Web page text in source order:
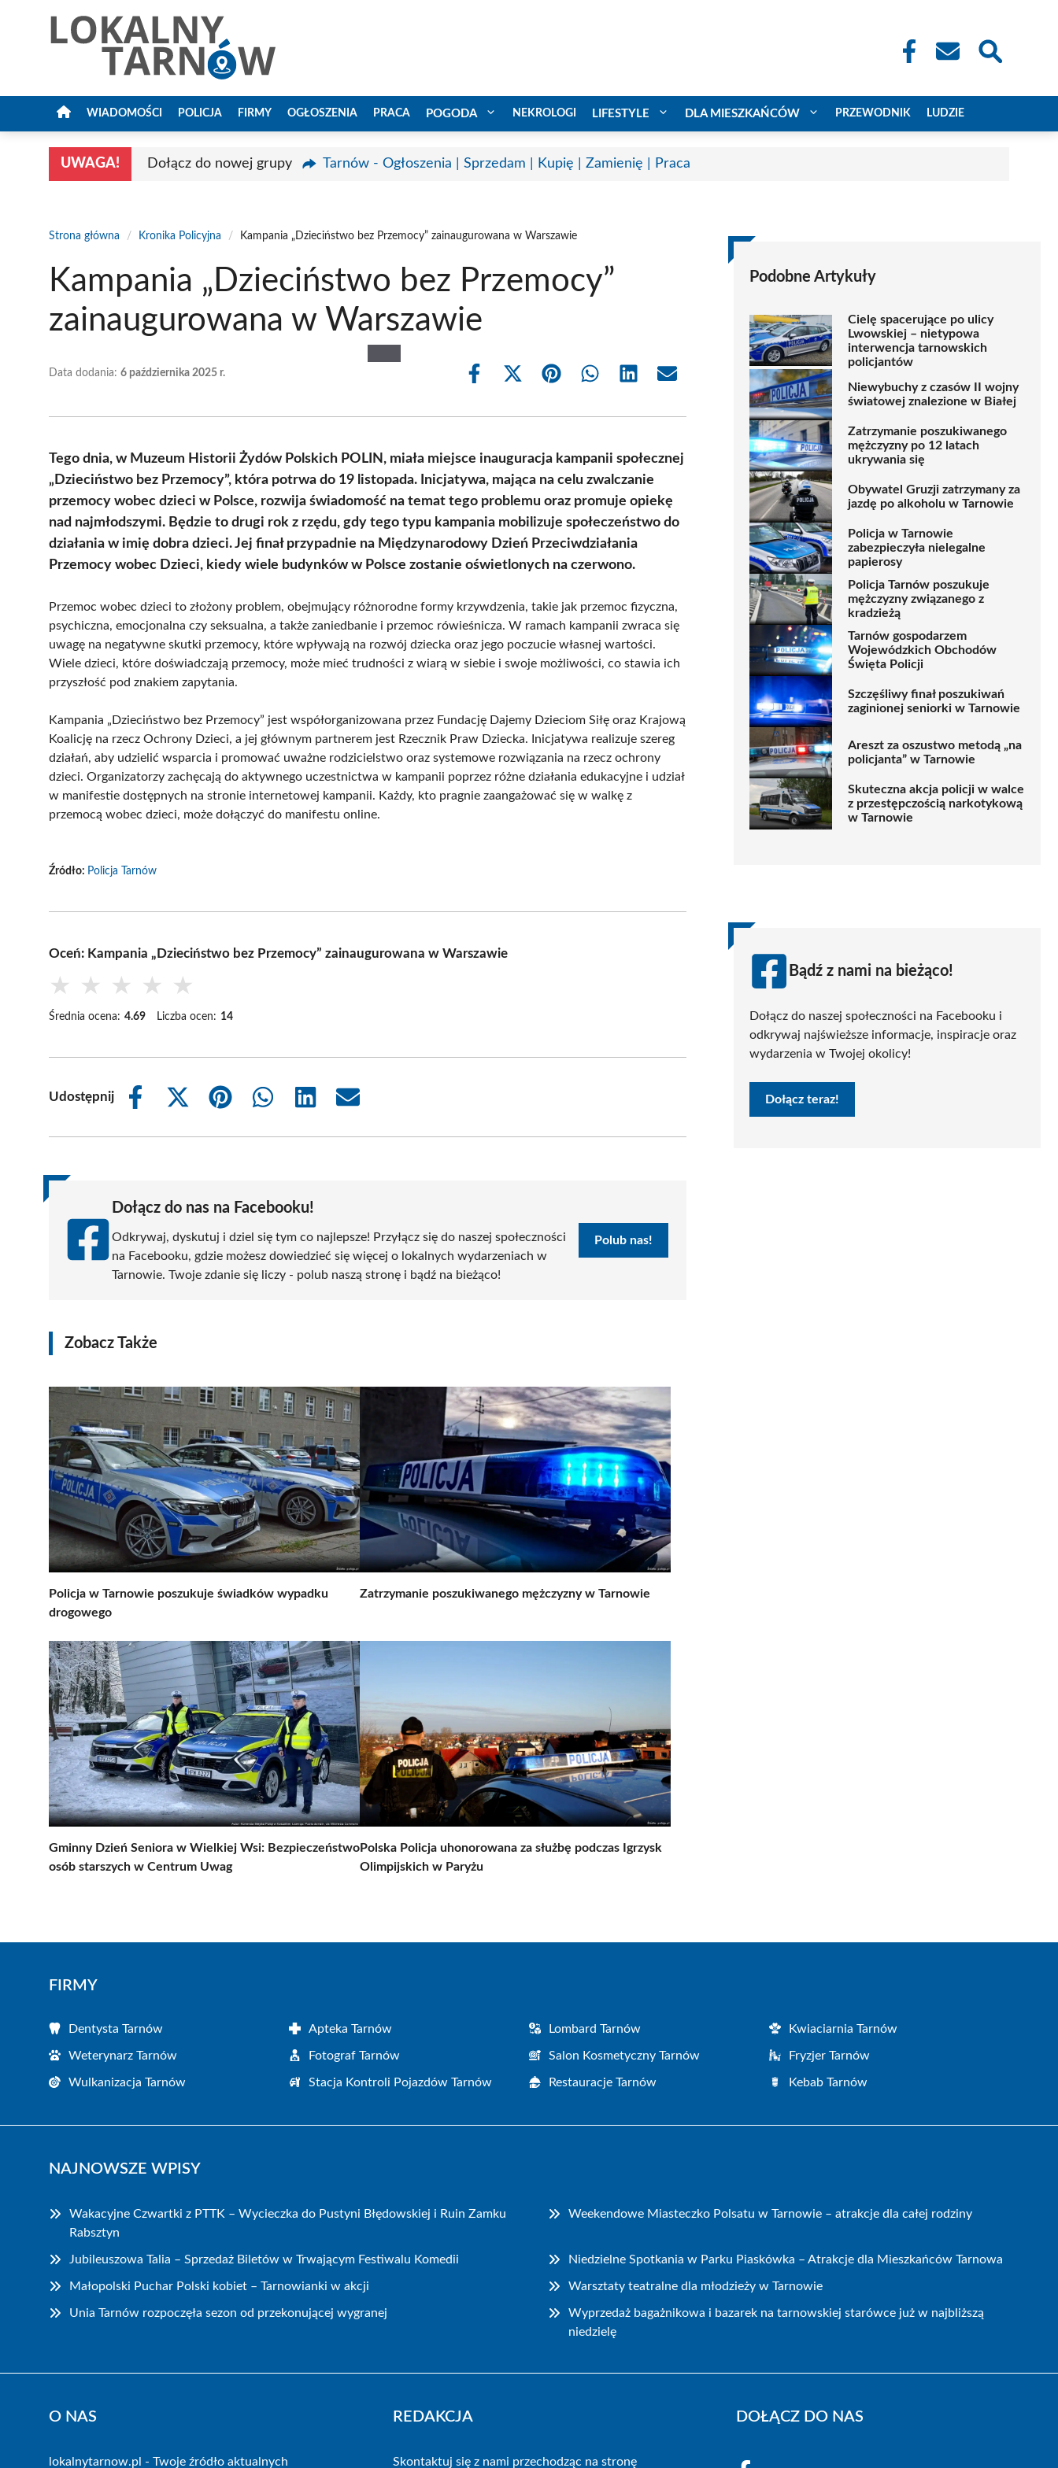
WIADOMOŚCI POLICJA FIRMY OGŁOSZENIA PRACA POGODA NEKROLOGI LIFESTYLE DLA MIESZKAŃCÓW PRZEWODNIK LUDZIE
UWAGA! Dołącz do nowej grupy Tarnów - Ogłoszenia | Sprzedam | Kupię | Zamienię | Praca
Strona główna / Kronika Policyjna / Kampania „Dzieciństwo bez Przemocy” zainaugurowana w Warszawie
Kampania „Dzieciństwo bez Przemocy”
zainaugurowana w Warszawie
Data dodania: 6 października 2025 r.
Share
Share
(Twitter)
Share Share Share Share
Tego dnia, w Muzeum Historii Żydów Polskich POLIN, miała miejsce inauguracja kampanii społecznej
„Dzieciństwo bez Przemocy”, która potrwa do 19 listopada. Inicjatywa, mająca na celu zwalczanie
przemocy wobec dzieci w Polsce, rozwija świadomość na temat tego problemu oraz promuje opiekę
nad najmłodszymi. Będzie to drugi rok z rzędu, gdy tego typu kampania mobilizuje społeczeństwo do
działania w imię dobra dzieci. Jej finał przypadnie na Międzynarodowy Dzień Przeciwdziałania
Przemocy wobec Dzieci, kiedy wiele budynków w Polsce zostanie oświetlonych na czerwono.
Przemoc wobec dzieci to złożony problem, obejmujący różnorodne formy krzywdzenia, takie jak przemoc fizyczna,
psychiczna, emocjonalna czy seksualna, a także zaniedbanie i przemoc rówieśnicza. W ramach kampanii zwraca się
uwagę na negatywne skutki przemocy, które wpływają na rozwój dziecka oraz jego poczucie własnej wartości.
Wiele dzieci, które doświadczają przemocy, może mieć trudności z wiarą w siebie i swoje możliwości, co stawia ich
przyszłość pod znakiem zapytania.
Kampania „Dzieciństwo bez Przemocy” jest współorganizowana przez Fundację Dajemy Dzieciom Siłę oraz Krajową
Koalicję na rzecz Ochrony Dzieci, a jej głównym partnerem jest Rzecznik Praw Dziecka. Inicjatywa realizuje szereg
działań, aby udzielić wsparcia i promować uważne rodzicielstwo oraz systemowe rozwiązania na rzecz ochrony
dzieci. Organizatorzy zachęcają do aktywnego uczestnictwa w kampanii poprzez różne działania edukacyjne i udział
w manifestie dostępnych na stronie internetowej kampanii. Każdy, kto pragnie zaangażować się w walkę z
przemocą wobec dzieci, może dołączyć do manifestu online.
Źródło: Policja Tarnów
Oceń: Kampania „Dzieciństwo bez Przemocy” zainaugurowana w Warszawie
★ ★ ★ ★ ★
Średnia ocena: 4.69 Liczba ocen: 14
Udostępnij
Share
Share
(Twitter)
Share
Share
Share
Share
Dołącz do nas na Facebooku!
Odkrywaj, dyskutuj i dziel się tym co najlepsze! Przyłącz się do naszej społeczności
na Facebooku, gdzie możesz dowiedzieć się więcej o lokalnych wydarzeniach w
Tarnowie. Twoje zdanie się liczy - polub naszą stronę i bądź na bieżąco!
Polub nas!
Zobacz Także
Policja w Tarnowie poszukuje świadków wypadku
drogowego
Zatrzymanie poszukiwanego mężczyzny w Tarnowie
Gminny Dzień Seniora w Wielkiej Wsi: Bezpieczeństwo
osób starszych w Centrum Uwag
Polska Policja uhonorowana za służbę podczas Igrzysk
Olimpijskich w Paryżu
Podobne Artykuły
Cielę spacerujące po ulicy
Lwowskiej – nietypowa
interwencja tarnowskich
policjantów
Niewybuchy z czasów II wojny
światowej znalezione w Białej
Zatrzymanie poszukiwanego
mężczyzny po 12 latach
ukrywania się
Obywatel Gruzji zatrzymany za
jazdę po alkoholu w Tarnowie
Policja w Tarnowie
zabezpieczyła nielegalne
papierosy
Policja Tarnów poszukuje
mężczyzny związanego z
kradzieżą
Tarnów gospodarzem
Wojewódzkich Obchodów
Święta Policji
Szczęśliwy finał poszukiwań
zaginionej seniorki w Tarnowie
Areszt za oszustwo metodą „na
policjanta” w Tarnowie
Skuteczna akcja policji w walce
z przestępczością narkotykową
w Tarnowie
Bądź z nami na bieżąco!
Dołącz do naszej społeczności na Facebooku i
odkrywaj najświeższe informacje, inspiracje oraz
wydarzenia w Twojej okolicy!
Dołącz teraz!
FIRMY
Dentysta Tarnów Apteka Tarnów Lombard Tarnów Kwiaciarnia Tarnów
Weterynarz Tarnów Fotograf Tarnów Salon Kosmetyczny Tarnów Fryzjer Tarnów
Wulkanizacja Tarnów Stacja Kontroli Pojazdów Tarnów Restauracje Tarnów Kebab Tarnów
NAJNOWSZE WPISY
Wakacyjne Czwartki z PTTK – Wycieczka do Pustyni Błędowskiej i Ruin Zamku
Rabsztyn
Weekendowe Miasteczko Polsatu w Tarnowie – atrakcje dla całej rodziny
Jubileuszowa Talia – Sprzedaż Biletów w Trwającym Festiwalu Komedii Niedzielne Spotkania w Parku Piaskówka – Atrakcje dla Mieszkańców Tarnowa
Małopolski Puchar Polski kobiet – Tarnowianki w akcji Warsztaty teatralne dla młodzieży w Tarnowie
Unia Tarnów rozpoczęła sezon od przekonującej wygranej
Wyprzedaż bagażnikowa i bazarek na tarnowskiej starówce już w najbliższą
niedzielę
O NAS
lokalnytarnow.pl - Twoje źródło aktualnych
REDAKCJA
Skontaktuj się z nami przechodząc na stronę
DOŁĄCZ DO NAS